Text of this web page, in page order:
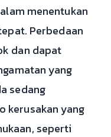
menentukan
Perbedaan
dan dapat
yang
sedang
kerusakan yang
seperti